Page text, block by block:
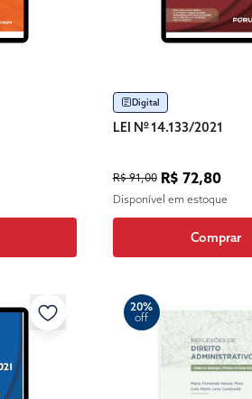
Digital
LEI Nº 14.133/2021
R$ 91,00 R$ 72,80
Disponível em estoque
Comprar
20%
off